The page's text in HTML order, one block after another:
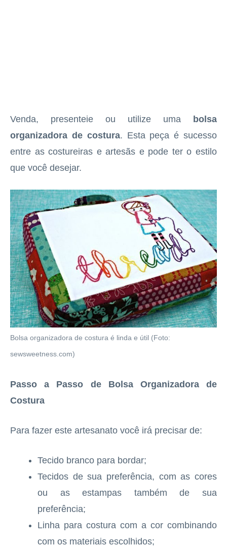
Venda, presenteie ou utilize uma bolsa
organizadora de costura. Esta peça é sucesso
entre as costureiras e artesãs e pode ter o estilo
que você desejar.
Bolsa organizadora de costura é linda e útil (Foto:
sewsweetness.com)
Passo a Passo de Bolsa Organizadora de
Costura
Para fazer este artesanato você irá precisar de:
Tecido branco para bordar;
Tecidos de sua preferência, com as cores
ou as estampas também de sua
preferência;
Linha para costura com a cor combinando
com os materiais escolhidos;